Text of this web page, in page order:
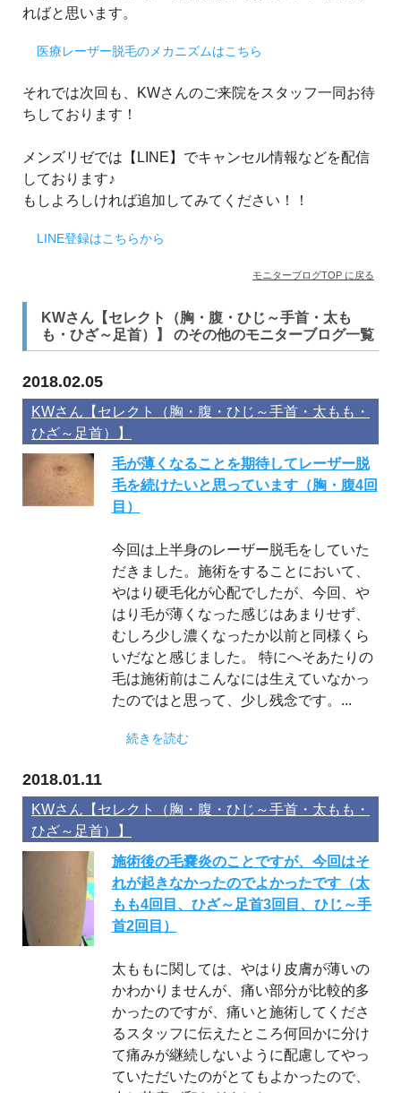
ればと思います。
医療レーザー脱毛のメカニズムはこちら
それでは次回も、KWさんのご来院をスタッフ一同お待
ちしております！
メンズリゼでは【LINE】でキャンセル情報などを配信
しております♪
もしよろしければ追加してみてください！！
LINE登録はこちらから
モニターブログTOP に戻る
KWさん【セレクト（胸・腹・ひじ～手首・太も
も・ひざ～足首）】 のその他のモニターブログ一覧
2018.02.05
KWさん【セレクト（胸・腹・ひじ～手首・太もも・
ひざ～足首）】
毛が薄くなることを期待してレーザー脱
毛を続けたいと思っています（胸・腹4回
目）
今回は上半身のレーザー脱毛をしていた
だきました。施術をすることにおいて、
やはり硬毛化が心配でしたが、今回、や
はり毛が薄くなった感じはあまりせず、
むしろ少し濃くなったか以前と同様くら
いだなと感じました。 特にへそあたりの
毛は施術前はこんなには生えていなかっ
たのではと思って、少し残念です。...
続きを読む
2018.01.11
KWさん【セレクト（胸・腹・ひじ～手首・太もも・
ひざ～足首）】
施術後の毛嚢炎のことですが、今回はそ
れが起きなかったのでよかったです（太
もも4回目、ひざ～足首3回目、ひじ～手
首2回目）
太ももに関しては、やはり皮膚が薄いの
かわかりませんが、痛い部分が比較的多
かったのですが、痛いと施術してくださ
るスタッフに伝えたところ何回かに分け
て痛みが継続しないように配慮してやっ
ていただいたのがとてもよかったので、